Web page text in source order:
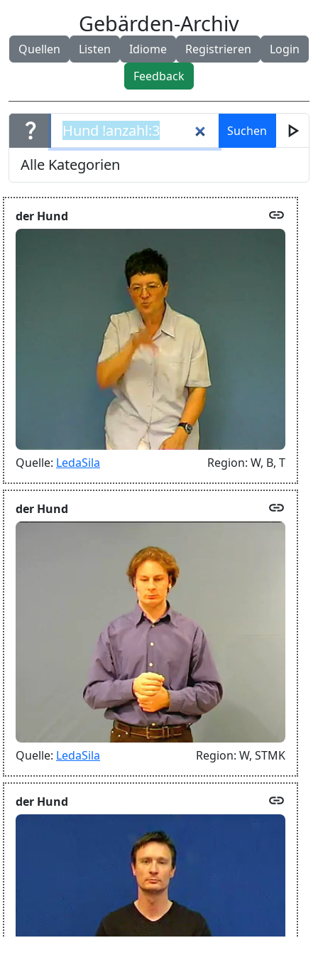
Gebärden-Archiv
Quellen Listen Idiome Registrieren
Login
Feedback
question_mark play_arrow
der Hund link
Quelle: LedaSila Region: W, B, T
der Hund link
Quelle: LedaSila Region: W, STMK
der Hund link